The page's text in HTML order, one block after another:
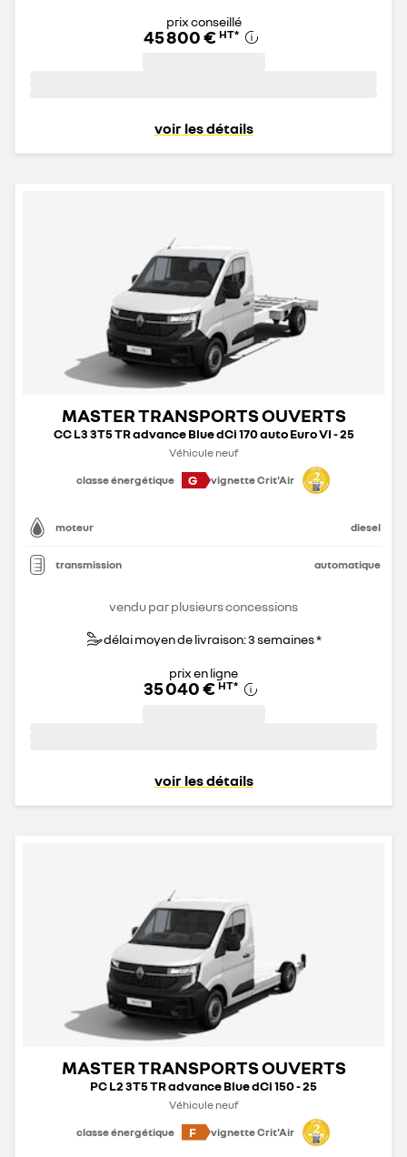
prix conseillé
45 800 € HT*
voir les détails
MASTER TRANSPORTS OUVERTS
CC L3 3T5 TR advance Blue dCi 170 auto Euro VI - 25
Véhicule neuf
classe énergétique
G vignette Crit'Air
moteur diesel
transmission automatique
vendu par plusieurs concessions
délai moyen de livraison: 3 semaines *
prix en ligne
35 040 € HT*
voir les détails
MASTER TRANSPORTS OUVERTS
PC L2 3T5 TR advance Blue dCi 150 - 25
Véhicule neuf
classe énergétique
F vignette Crit'Air